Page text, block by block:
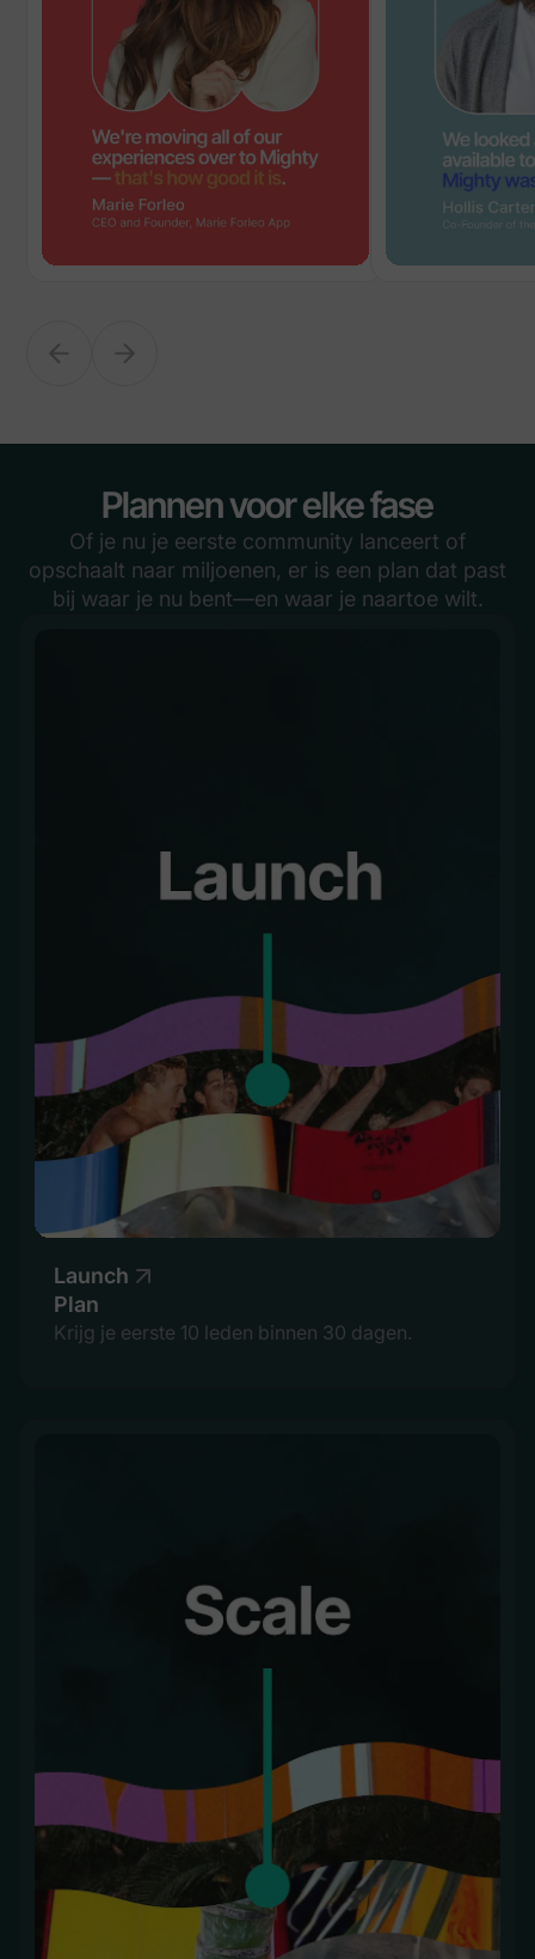
Plannen voor elke fase
Of je nu je eerste community lanceert of
opschaalt naar miljoenen, er is een plan dat past
bij waar je nu bent—en waar je naartoe wilt.
Launch
Plan
Krijg je eerste 10 leden binnen 30 dagen.